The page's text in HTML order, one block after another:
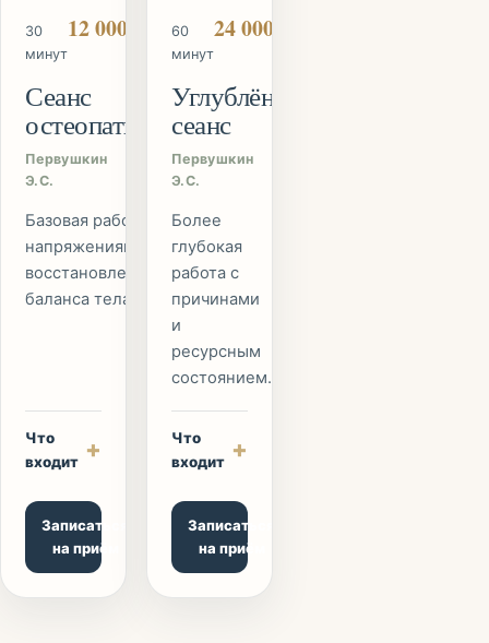
30
минут
12 000 ₽
Сеанс
остеопатии
Первушкин
Э.С.
Базовая работа с
напряжениями и
восстановлением
баланса тела.
Что
входит +
Записаться
на приём
60
минут
24 000 ₽
Углублённый
сеанс
Первушкин
Э.С.
Более
глубокая
работа с
причинами
и
ресурсным
состоянием.
Что
входит +
Записаться
на приём